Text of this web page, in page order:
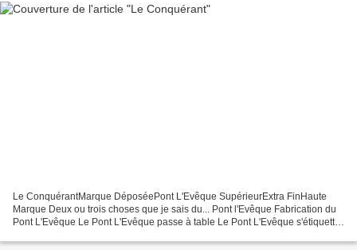
Le ConquérantMarque DéposéePont L'Evêque SupérieurExtra FinHaute
Marque Deux ou trois choses que je sais du... Pont l'Evêque Fabrication du
Pont L'Evêque Le Pont L'Evêque passe à table Le Pont L'Evêque s'étiquette